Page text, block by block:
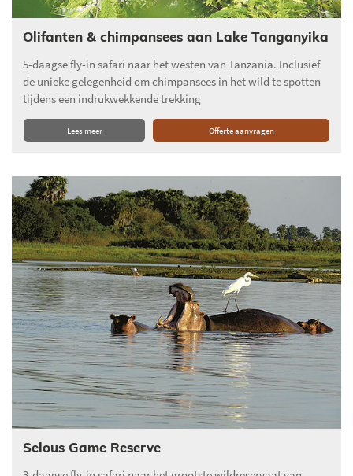
Olifanten & chimpansees aan Lake Tanganyika
5-daagse fly-in safari naar het westen van Tanzania. Inclusief
de unieke gelegenheid om chimpansees in het wild te spotten
tijdens een indrukwekkende trekking
Lees meer Offerte aanvragen
Selous Game Reserve